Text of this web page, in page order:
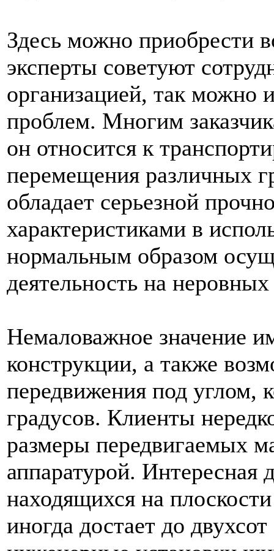
Здесь можно приобрести
эксперты советуют
организацией, так можно
проблем. Многим
он относится к
перемещения различных
обладает серьезной
характеристиками в
нормальным образом
деятельность на
Немаловажное значение
конструкции, а также
передвижения под углом,
градусов. Клиенты
размеры передвигаемых
аппаратурой. Интересная
находящихся на
иногда достает до